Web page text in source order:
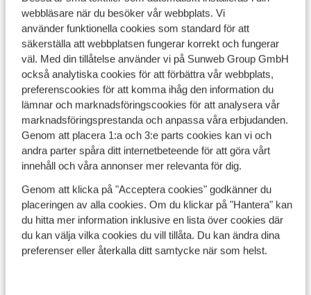
webbläsare när du besöker vår webbplats. Vi
använder funktionella cookies som standard för att
säkerställa att webbplatsen fungerar korrekt och fungerar
väl. Med din tillåtelse använder vi på Sunweb Group GmbH
också analytiska cookies för att förbättra vår webbplats,
preferenscookies för att komma ihåg den information du
lämnar och marknadsföringscookies för att analysera vår
marknadsföringsprestanda och anpassa våra erbjudanden.
Genom att placera 1:a och 3:e parts cookies kan vi och
andra parter spåra ditt internetbeteende för att göra vårt
innehåll och våra annonser mer relevanta för dig.
Genom att klicka på "Acceptera cookies" godkänner du
placeringen av alla cookies. Om du klickar på "Hantera" kan
du hitta mer information inklusive en lista över cookies där
du kan välja vilka cookies du vill tillåta. Du kan ändra dina
preferenser eller återkalla ditt samtycke när som helst.
perfekt val för en mild vintersemester där du kan njuta
av solens varma strålar samtidigt som du utforskar
Teneriffas storslagna natur eller pulserande stadsliv.
Vädret på Teneriffa i mars och april
Letar du efter en varm semester till våren för att få ett
litet försprång inför sommaren? Då är Teneriffa ett
utmärkt val. Vädret på Teneriffa i marsochaprilbjuder
på runt 20-21 grader, inte mindre än 8-9 soltimmar om
dagen och i stort sett inga regndagar. Perfekt för den
som vill njuta av solens varma strålar i en solstol på
stranden med en drink i handen och fötterna i sanden.
Och som en bonus är det ofta billigare att resa under
dessa månader än underjuni,juliochaugusti- men du
får fortfarande mycket värme!